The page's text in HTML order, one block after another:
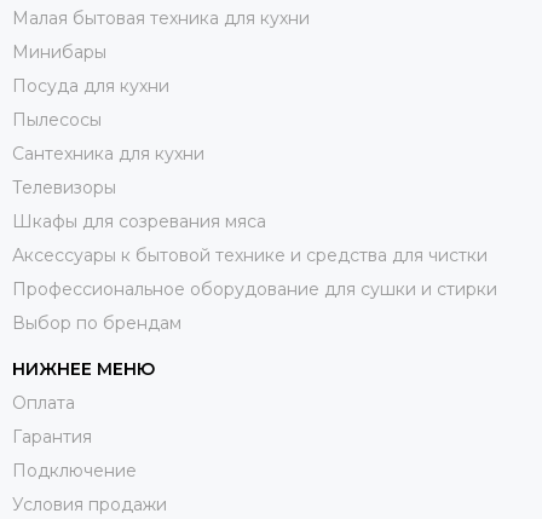
Малая бытовая техника для кухни
Минибары
Посуда для кухни
Пылесосы
Сантехника для кухни
Телевизоры
Шкафы для созревания мяса
Аксессуары к бытовой технике и средства для чистки
Профессиональное оборудование для сушки и стирки
Выбор по брендам
НИЖНЕЕ МЕНЮ
Оплата
Гарантия
Подключение
Условия продажи